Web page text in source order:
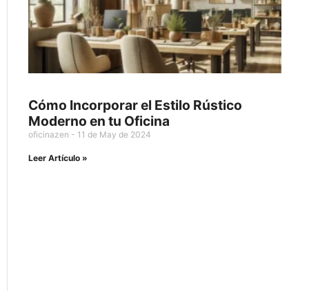
Cómo Incorporar el Estilo Rústico
Moderno en tu Oficina
oficinazen 11 de May de 2024
Leer Artículo »